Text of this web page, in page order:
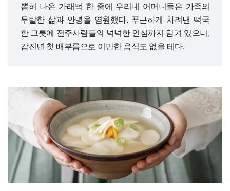
뽑혀 나온 가래떡 한 줄에 우리네 어머니들은 가족의
무탈한 삶과 안녕을 염원했다. 푸근하게 차려낸 떡국
한 그릇에 전주사람들의 넉넉한 인심까지 담겨 있으니,
갑진년 첫 배부름으로 이만한 음식도 없을 테다.